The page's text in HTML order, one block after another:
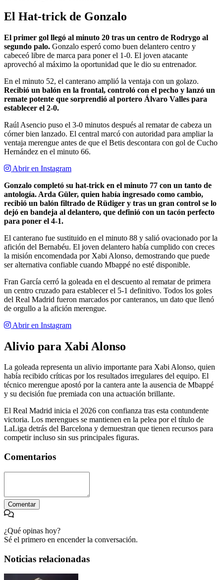
El Hat-trick de Gonzalo
El primer gol llegó al minuto 20 tras un centro de Rodrygo al
segundo palo. Gonzalo esperó como buen delantero centro y
cabeceó libre de marca para poner el 1-0. El joven atacante
aprovechó al máximo la oportunidad que le dio su entrenador.
En el minuto 52, el canterano amplió la ventaja con un golazo.
Recibió un balón en la frontal, controló con el pecho y lanzó un
remate potente que sorprendió al portero Álvaro Valles para
establecer el 2-0.
Raúl Asencio puso el 3-0 minutos después al rematar de cabeza un
córner bien lanzado. El central marcó con autoridad para ampliar la
ventaja merengue antes de que el Betis descontara con gol de Cucho
Hernández en el minuto 66.
Abrir en Instagram
Gonzalo completó su hat-trick en el minuto 77 con un tanto de
antología. Arda Güler, quien había ingresado como cambio,
recibió un balón filtrado de Rüdiger y tras un gran control se lo
dejó en bandeja al delantero, que definió con un tacón perfecto
para poner el 4-1.
El canterano fue sustituido en el minuto 88 y salió ovacionado por la
afición del Bernabéu. El joven delantero había cumplido con creces
la misión encomendada por Xabi Alonso, demostrando que puede
ser alternativa confiable cuando Mbappé no esté disponible.
Fran García cerró la goleada en el descuento al rematar de primera
un centro cruzado para establecer el 5-1 definitivo. Todos los goles
del Real Madrid fueron marcados por canteranos, un dato que llenó
de orgullo a la afición merengue.
Abrir en Instagram
Alivio para Xabi Alonso
La goleada representa un alivio importante para Xabi Alonso, quien
había recibido críticas por los resultados irregulares del equipo. El
técnico merengue apostó por la cantera ante la ausencia de Mbappé
y su decisión fue premiada con una actuación brillante.
El Real Madrid inicia el 2026 con confianza tras esta contundente
victoria. Los merengues se mantienen en la pelea por el título de
LaLiga detrás del Barcelona y demuestran que tienen recursos para
competir incluso sin sus principales figuras.
Comentarios
Comentar
¿Qué opinas hoy?
Sé el primero en encender la conversación.
Noticias relacionadas